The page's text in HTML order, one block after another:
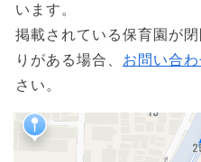
います。
掲載されている保育園が
りがある場合、 お問い合
さい。